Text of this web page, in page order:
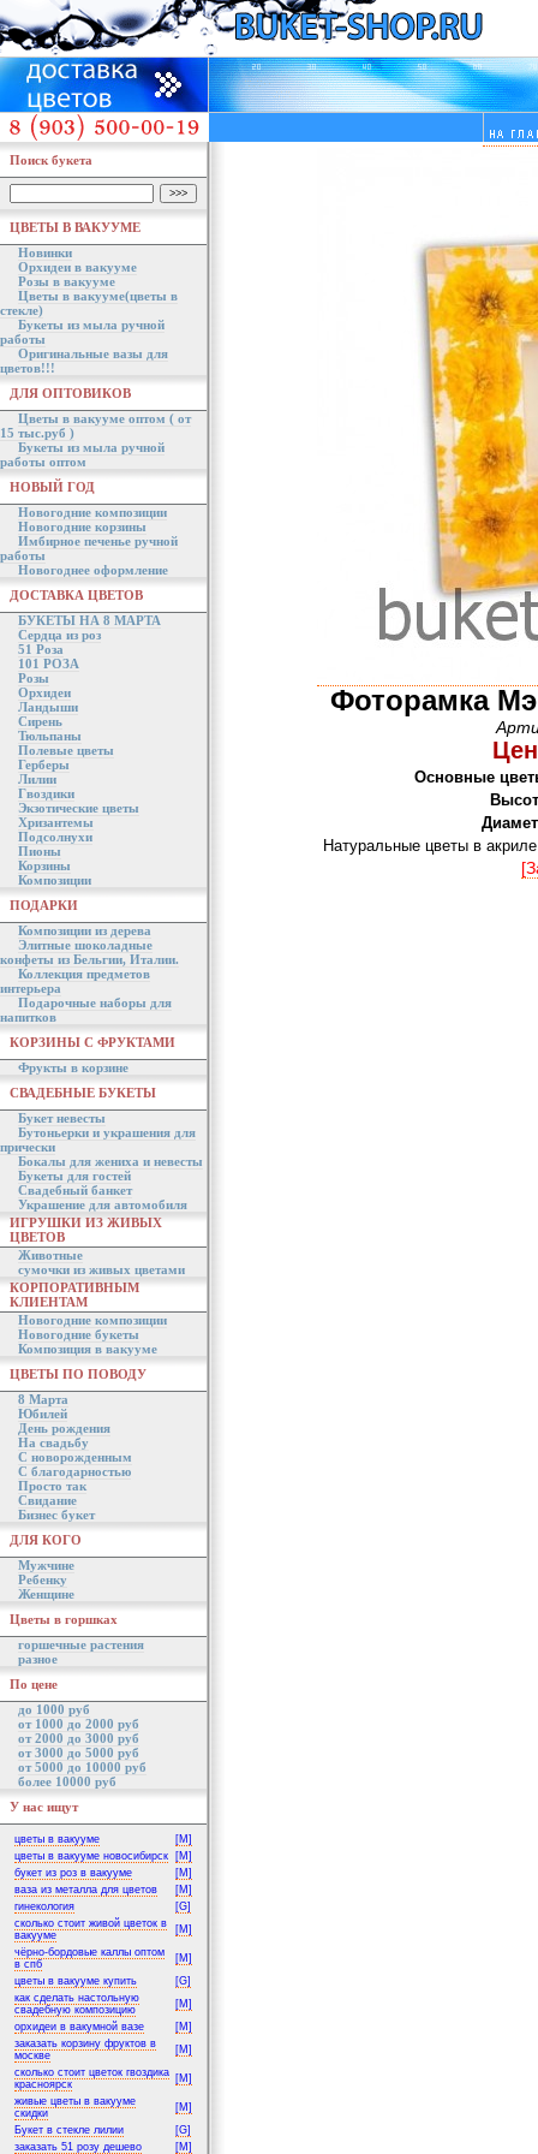
Поиск букета
ЦВЕТЫ В ВАКУУМЕ
Новинки
Орхидеи в вакууме
Розы в вакууме
Цветы в вакууме(цветы в
стекле)
Букеты из мыла ручной
работы
Оригинальные вазы для
цветов!!!
ДЛЯ ОПТОВИКОВ
Цветы в вакууме оптом ( от
15 тыс.руб )
Букеты из мыла ручной
работы оптом
НОВЫЙ ГОД
Новогодние композиции
Новогодние корзины
Имбирное печенье ручной
работы
Новогоднее оформление
ДОСТАВКА ЦВЕТОВ
БУКЕТЫ НА 8 МАРТА
Сердца из роз
51 Роза
101 РОЗА
Розы
Орхидеи
Ландыши
Сирень
Тюльпаны
Полевые цветы
Герберы
Лилии
Гвоздики
Экзотические цветы
Хризантемы
Подсолнухи
Пионы
Корзины
Композиции
ПОДАРКИ
Композиции из дерева
Элитные шоколадные
конфеты из Бельгии, Италии.
Коллекция предметов
интерьера
Подарочные наборы для
напитков
КОРЗИНЫ С ФРУКТАМИ
Фрукты в корзине
СВАДЕБНЫЕ БУКЕТЫ
Букет невесты
Бутоньерки и украшения для
прически
Бокалы для жениха и невесты
Букеты для гостей
Свадебный банкет
Украшение для автомобиля
ИГРУШКИ ИЗ ЖИВЫХ
ЦВЕТОВ
Животные
сумочки из живых цветами
КОРПОРАТИВНЫМ
КЛИЕНТАМ
Новогодние композиции
Новогодние букеты
Композиция в вакууме
ЦВЕТЫ ПО ПОВОДУ
8 Марта
Юбилей
День рождения
На свадьбу
С новорожденным
С благодарностью
Просто так
Свидание
Бизнес букет
ДЛЯ КОГО
Мужчине
Ребенку
Женщине
Цветы в горшках
горшечные растения
разное
По цене
до 1000 руб
от 1000 до 2000 руб
от 2000 до 3000 руб
от 3000 до 5000 руб
от 5000 до 10000 руб
более 10000 руб
У нас ищут
цветы в вакууме
[M]
цветы в вакууме новосибирск
[M]
букет из роз в вакууме
[M]
ваза из металла для цветов
[M]
гинекология
[G]
сколько стоит живой цветок в
вакууме
[M]
чёрно-бордовые каллы оптом
в спб
[M]
цветы в вакууме купить
[G]
как сделать настольную
свадебную композицию
[M]
орхидеи в вакумной вазе
[M]
заказать корзину фруктов в
москве
[M]
сколько стоит цветок гвоздика
красноярск
[M]
живые цветы в вакууме
скидки
[M]
Букет в стекле лилии
[G]
заказать 51 розу дешево
[M]
Фоторамка
Основные
Натуральные цветы в